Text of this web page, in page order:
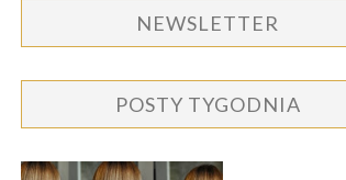
NEWSLETTER
POSTY TYGODNIA